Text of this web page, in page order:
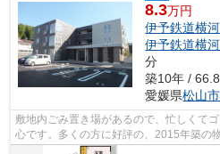
8.3万円
伊予鉄道横
伊予鉄道横
分
築10年 /
愛媛県松山市
敷地内ごみ置き場があるので、忙しくて
心です。多くの方に好評の、2015年築の
物件となっており、駅より徒歩8分に立...